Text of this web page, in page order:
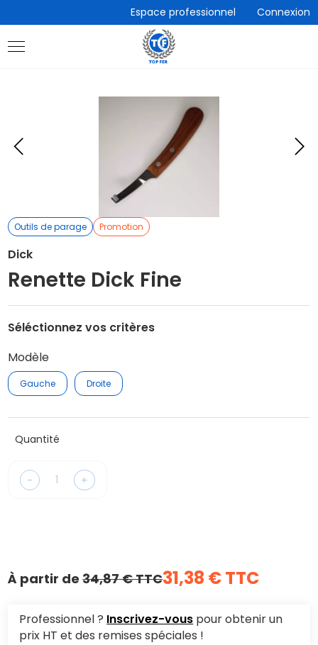
directement
au
contenu
Espace professionnel Connexion
Outils de parage Promotion
Dick
Renette Dick Fine
Séléctionnez vos critères
Modèle
Gauche Droite
Quantité
- +
À partir de34,87 € TTC31,38 € TTC
Professionnel ? Inscrivez-vous pour obtenir un
prix HT et des remises spéciales !